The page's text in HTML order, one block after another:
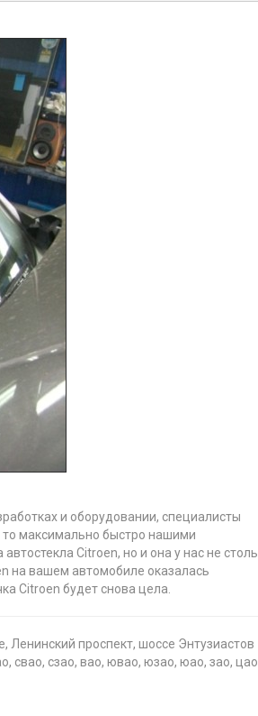
и оборудовании, специалисты
то максимально быстро нашими
Citroen, но и она у нас не столь
на вашем автомобиле оказалась
Citroen будет снова цела.
проспект, шоссе Энтузиастов
свао, сзао, вао, ювао, юзао, юао, зао, цао